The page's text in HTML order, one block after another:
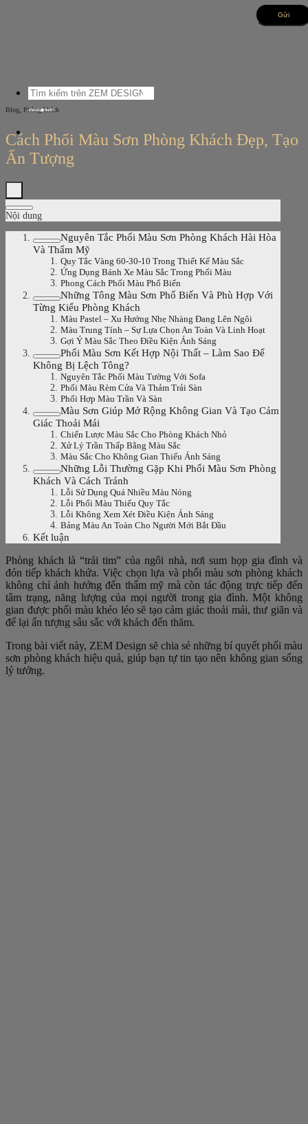
Tìm
kiếm:
Blog Phòng khách
Cách Phối Màu Sơn Phòng Khách Đẹp, Tạo
Ấn Tượng
Nội dung
Nguyên Tắc Phối Màu Sơn Phòng Khách Hài Hòa
Và Thẩm Mỹ
Quy Tắc Vàng 60-30-10 Trong Thiết Kế Màu Sắc
Ứng Dụng Bánh Xe Màu Sắc Trong Phối Màu
Phong Cách Phối Màu Phổ Biến
Những Tông Màu Sơn Phổ Biến Và Phù Hợp Với
Từng Kiểu Phòng Khách
Màu Pastel – Xu Hướng Nhẹ Nhàng Đang Lên Ngôi
Màu Trung Tính – Sự Lựa Chọn An Toàn Và Linh Hoạt
Gợi Ý Màu Sắc Theo Điều Kiện Ánh Sáng
Phối Màu Sơn Kết Hợp Nội Thất – Làm Sao Để
Không Bị Lệch Tông?
Nguyên Tắc Phối Màu Tường Với Sofa
Phối Màu Rèm Cửa Và Thảm Trải Sàn
Phối Hợp Màu Trần Và Sàn
Màu Sơn Giúp Mở Rộng Không Gian Và Tạo Cảm
Giác Thoải Mái
Chiến Lược Màu Sắc Cho Phòng Khách Nhỏ
Xử Lý Trần Thấp Bằng Màu Sắc
Màu Sắc Cho Không Gian Thiếu Ánh Sáng
Những Lỗi Thường Gặp Khi Phối Màu Sơn Phòng
Khách Và Cách Tránh
Lỗi Sử Dụng Quá Nhiều Màu Nóng
Lỗi Phối Màu Thiếu Quy Tắc
Lỗi Không Xem Xét Điều Kiện Ánh Sáng
Bảng Màu An Toàn Cho Người Mới Bắt Đầu
Kết luận
Phòng khách là “trái tim” của ngôi nhà, nơi sum họp gia đình và
đón tiếp khách khứa. Việc chọn lựa và phối màu sơn phòng khách
không chỉ ảnh hưởng đến thẩm mỹ mà còn tác động trực tiếp đến
tâm trạng, năng lượng của mọi người trong gia đình. Một không
gian được phối màu khéo léo sẽ tạo cảm giác thoải mái, thư giãn và
để lại ấn tượng sâu sắc với khách đến thăm.
Trong bài viết này, ZEM Design sẽ chia sẻ những bí quyết phối màu
sơn phòng khách hiệu quả, giúp bạn tự tin tạo nên không gian sống
lý tưởng.